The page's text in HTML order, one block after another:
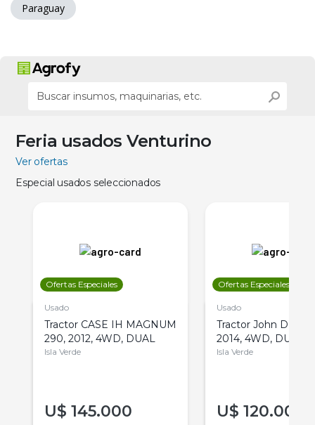
Paraguay
Feria usados Venturino
Ver ofertas
Especial usados seleccionados
Ofertas Especiales
Usado
Tractor CASE IH MAGNUM
290, 2012, 4WD, DUAL
Isla Verde
U$ 145.000
Ofertas Especiales
Usado
Tractor John Deere
2014, 4WD, DUAL
Isla Verde
U$ 120.000